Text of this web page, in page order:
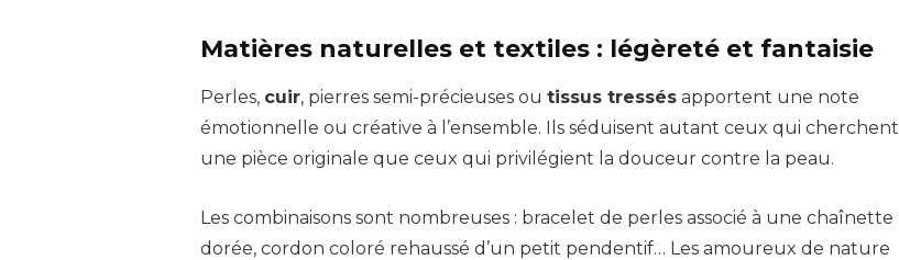
Matières naturelles et textiles : légèreté et fantaisie
Perles, cuir, pierres semi-précieuses ou tissus tressésapportent une note
émotionnelle ou créative à l’ensemble. Ils séduisent autant ceux qui cherchent
une pièce originale que ceux qui privilégient la douceur contre la peau.
Les combinaisons sont nombreuses : bracelet de perles associé à une chaînette
dorée, cordon coloré rehaussé d’un petit pendentif… Les amoureux de nature